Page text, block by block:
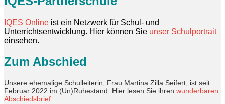
IQES Online ist ein Netzwerk für Schul- und
Unterrichtsentwicklung. Hier können Sie unser Schulportrait
einsehen.
Zum Abschied
Unsere ehemalige Schulleiterin, Frau Martina Zilla Seifert, ist seit
Februar 2022 im (Un)Ruhestand: Hier lesen Sie ihren wunderbaren
Abschiedsbrief.